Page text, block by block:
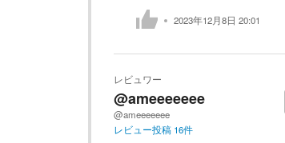
2023年12月8日 20:01
レビュワー
@ameeeeeee
@ameeeeeee
レビュー投稿 16件